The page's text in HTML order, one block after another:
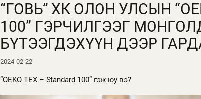
“ГОВЬ” ХК ОЛОН УЛСЫН
100” ГЭРЧИЛГЭЭГ
БҮТЭЭГДЭХҮҮН ДЭЭР
2024-02-22
“OEKO TEX – Standard 100” гэж юу вэ?